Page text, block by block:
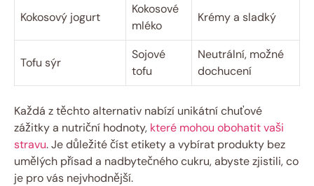
Kokosový jogurt
Kokosové
mléko
Krémy a sladký
Tofu sýr
Sojové
tofu
Neutrální, možné
dochucení
Každá z těchto alternativ nabízí unikátní chuťové
zážitky a nutriční hodnoty, které mohou obohatit vaši
stravu. Je důležité číst etikety a vybírat produkty bez
umělých přísad a nadbytečného cukru, abyste zjistili, co
je pro vás nejvhodnější.